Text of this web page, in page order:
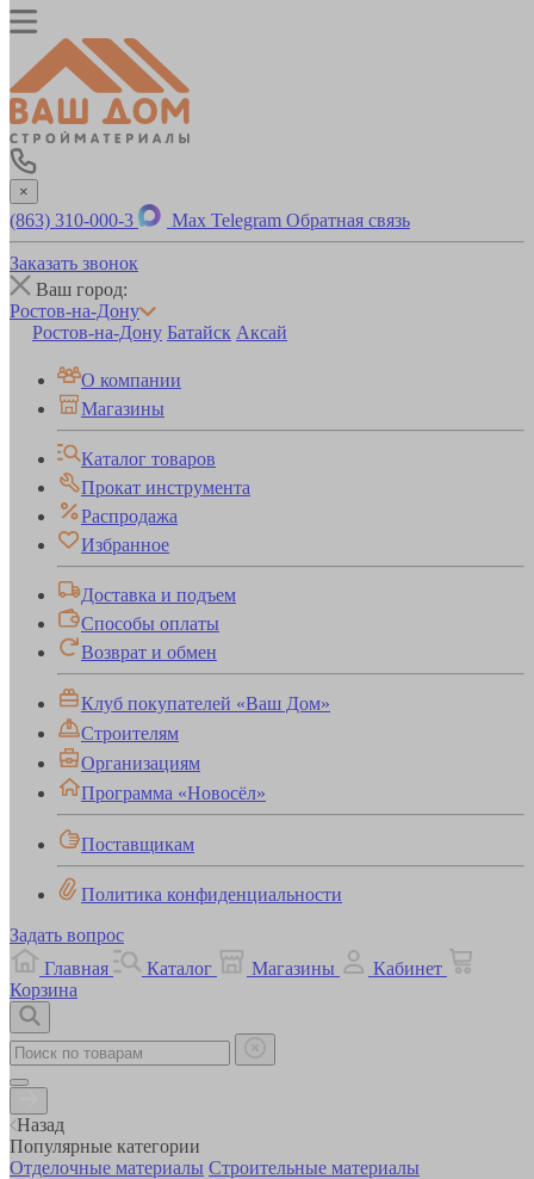
×
(863) 310-000-3 Max Telegram Обратная связь
Заказать звонок
Ваш город:
Ростов-на-Дону
Ростов-на-Дону Батайск Аксай
О компании
Магазины
Каталог товаров
Прокат инструмента
Распродажа
Избранное
Доставка и подъем
Способы оплаты
Возврат и обмен
Клуб покупателей «Ваш Дом»
Строителям
Организациям
Программа «Новосёл»
Поставщикам
Политика конфиденциальности
Задать вопрос
Главная
Каталог Магазины
Кабинет
Корзина
Назад
Популярные категории
Отделочные материалы Строительные материалы